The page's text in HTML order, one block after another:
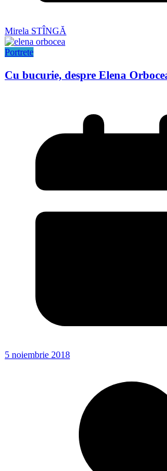
Mirela STÎNGĂ
Portrete
Cu bucurie, despre Elena
5 noiembrie 2018